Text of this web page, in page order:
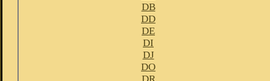
DB
DD
DE
DI
DJ
DO